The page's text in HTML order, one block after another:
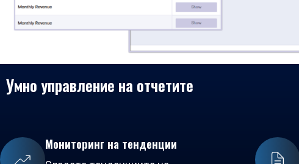
Умно управление на отчетите
Мониторинг на тенденции